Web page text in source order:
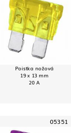
Poistka nožová
19 x 13 mm
20 A
05351